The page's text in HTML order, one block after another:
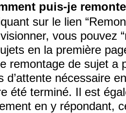
puis-je
sur le lien
vous pouvez
en la première
remontage de sujet a
d’attente nécessaire
été terminé. Il est
en y répondant,